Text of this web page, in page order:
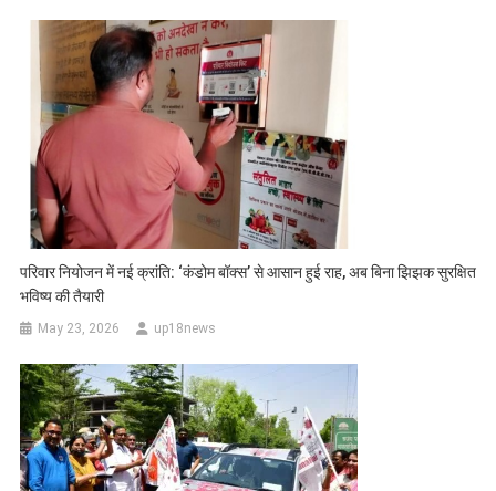
परिवार नियोजन में नई क्रांति: ‘कंडोम बॉक्स’ से आसान हुई राह, अब बिना झिझक सुरक्षित
भविष्य की तैयारी
May 23, 2026 up18news